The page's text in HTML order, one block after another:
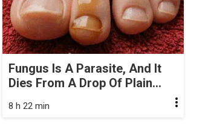
Fungus Is A Parasite, And It
Dies From A Drop Of Plain...
8 h 22 min